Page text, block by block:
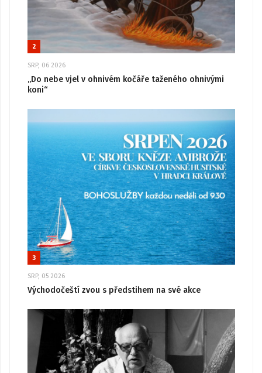
2
SRP, 06 2026
„Do nebe vjel v ohnivém kočáře taženého ohnivými
koni“
3
SRP, 05 2026
Východočeští zvou s předstihem na své akce